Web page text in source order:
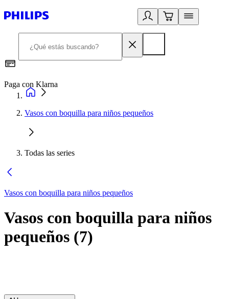
Paga con Klarna
Vasos con boquilla para niños pequeños
Todas las series
Vasos con boquilla para niños pequeños
Vasos con boquilla para niños
pequeños (7)